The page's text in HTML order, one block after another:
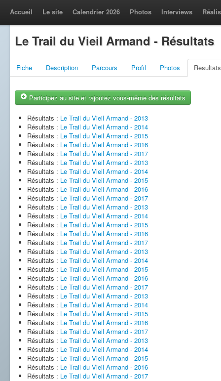
Accueil Le site Calendrier 2026 Photos Interviews
Le Trail du Vieil Armand - Résultats
Fiche Description Parcours Profil Photos Resultats
Participez au site et rajoutez vous-même des résultats
Résultats : Le Trail du Vieil Armand - 2013
Résultats : Le Trail du Vieil Armand - 2014
Résultats : Le Trail du Vieil Armand - 2015
Résultats : Le Trail du Vieil Armand - 2016
Résultats : Le Trail du Vieil Armand - 2017
Résultats : Le Trail du Vieil Armand - 2013
Résultats : Le Trail du Vieil Armand - 2014
Résultats : Le Trail du Vieil Armand - 2015
Résultats : Le Trail du Vieil Armand - 2016
Résultats : Le Trail du Vieil Armand - 2017
Résultats : Le Trail du Vieil Armand - 2013
Résultats : Le Trail du Vieil Armand - 2014
Résultats : Le Trail du Vieil Armand - 2015
Résultats : Le Trail du Vieil Armand - 2016
Résultats : Le Trail du Vieil Armand - 2017
Résultats : Le Trail du Vieil Armand - 2013
Résultats : Le Trail du Vieil Armand - 2014
Résultats : Le Trail du Vieil Armand - 2015
Résultats : Le Trail du Vieil Armand - 2016
Résultats : Le Trail du Vieil Armand - 2017
Résultats : Le Trail du Vieil Armand - 2013
Résultats : Le Trail du Vieil Armand - 2014
Résultats : Le Trail du Vieil Armand - 2015
Résultats : Le Trail du Vieil Armand - 2016
Résultats : Le Trail du Vieil Armand - 2017
Résultats : Le Trail du Vieil Armand - 2013
Résultats : Le Trail du Vieil Armand - 2014
Résultats : Le Trail du Vieil Armand - 2015
Résultats : Le Trail du Vieil Armand - 2016
Résultats : Le Trail du Vieil Armand - 2017